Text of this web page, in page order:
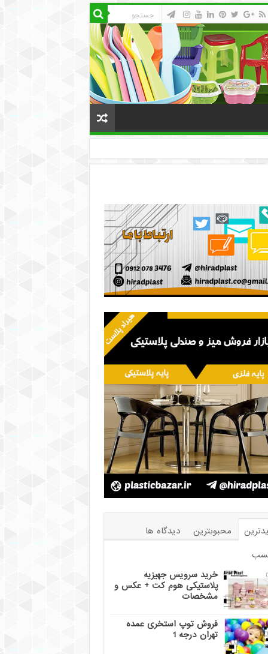
محبوبترین
دیدگاه ها
خرید سرویس جهیزیه
پلاستیکی هوم کت + عکس و
مشخصات
فروش توپ استخری عمده
تهران درجه 1